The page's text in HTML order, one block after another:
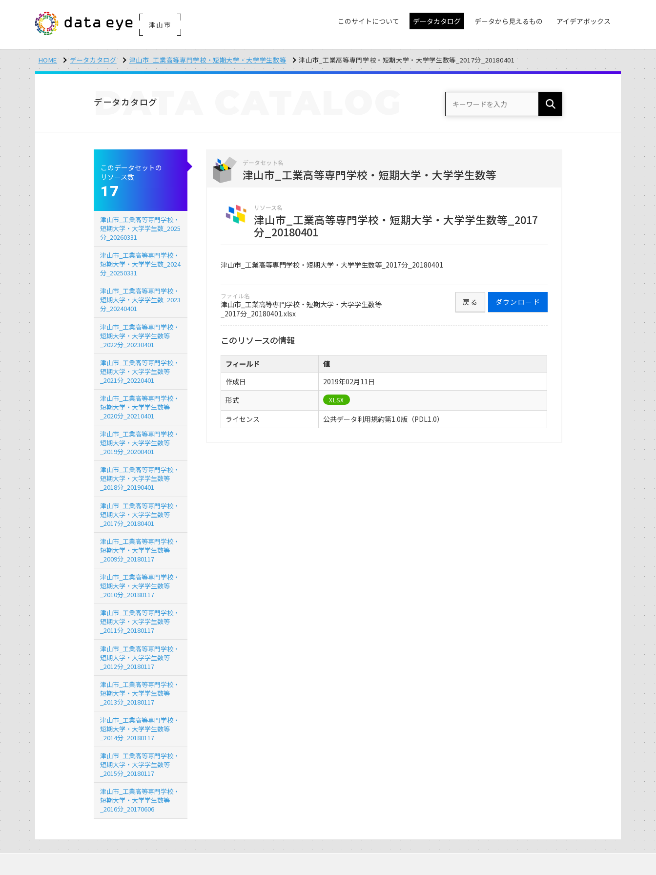
津山市 このサイトについて データカタログ データから見えるもの アイデアボックス
HOME データカタログ 津山市_工業高等専門学校・短期大学・大学学生数等 津山市_工業高等専門学校・短期大学・大学学生数等_2017分_20180401
データカタログ
DATA
データセット名
津山市_工業高等専門学校・短期大学・大学学生数等
リソース名
津山市_工業高等専門学校・短期大学・大学学生数等_2017
分_20180401
津山市_工業高等専門学校・短期大学・大学学生数等_2017分_20180401
ファイル名
津山市_工業高等専門学校・短期大学・大学学生数等
_2017分_20180401.xlsx
ダウンロード
戻る
このリソースの情報
フィールド
値
作成日
2019年02月11日
形式
XLSX
ライセンス 公共データ利用規約第1.0版（PDL1.0）
このデータセットの
リソース数
17
津山市_工業高等専門学校・
短期大学・大学学生数_2025
分_20260331
津山市_工業高等専門学校・
短期大学・大学学生数_2024
分_20250331
津山市_工業高等専門学校・
短期大学・大学学生数_2023
分_20240401
津山市_工業高等専門学校・
短期大学・大学学生数等
_2022分_20230401
津山市_工業高等専門学校・
短期大学・大学学生数等
_2021分_20220401
津山市_工業高等専門学校・
短期大学・大学学生数等
_2020分_20210401
津山市_工業高等専門学校・
短期大学・大学学生数等
_2019分_20200401
津山市_工業高等専門学校・
短期大学・大学学生数等
_2018分_20190401
津山市_工業高等専門学校・
短期大学・大学学生数等
_2017分_20180401
津山市_工業高等専門学校・
短期大学・大学学生数等
_2009分_20180117
津山市_工業高等専門学校・
短期大学・大学学生数等
_2010分_20180117
津山市_工業高等専門学校・
短期大学・大学学生数等
_2011分_20180117
津山市_工業高等専門学校・
短期大学・大学学生数等
_2012分_20180117
津山市_工業高等専門学校・
短期大学・大学学生数等
_2013分_20180117
津山市_工業高等専門学校・
短期大学・大学学生数等
_2014分_20180117
津山市_工業高等専門学校・
短期大学・大学学生数等
_2015分_20180117
津山市_工業高等専門学校・
短期大学・大学学生数等
_2016分_20170606